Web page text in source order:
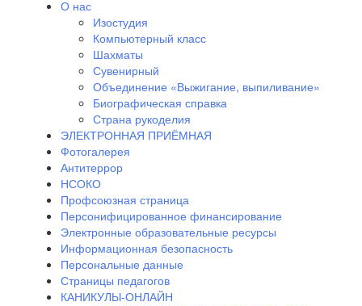
О нас
Изостудия
Компьютерный класс
Шахматы
Сувенирный
Объединение «Выжигание, выпиливание»
Биографическая справка
Страна рукоделия
ЭЛЕКТРОННАЯ ПРИЁМНАЯ
Фотогалерея
Антитеррор
НСОКО
Профсоюзная страница
Персонифицированное финансирование
Электронные образовательные ресурсы
Информационная безопасность
Персональные данные
Страницы педагогов
КАНИКУЛЫ-ОНЛАЙН